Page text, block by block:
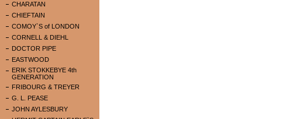
CHARATAN
CHIEFTAIN
COMOY`S of LONDON
CORNELL & DIEHL
DOCTOR PIPE
EASTWOOD
ERIK STOKKEBYE 4th
GENERATION
FRIBOURG & TREYER
G. L. PEASE
JOHN AYLESBURY